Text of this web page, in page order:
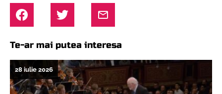
Te-ar mai putea interesa
28 iulie 2026